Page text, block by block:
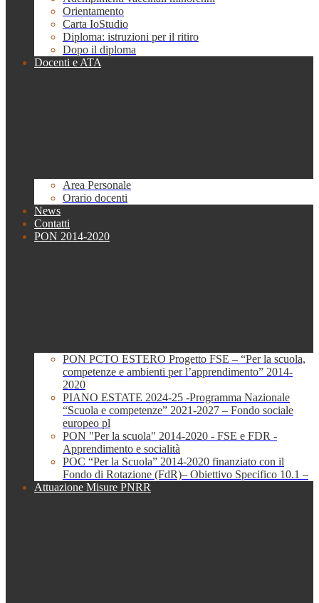
Orientamento
Carta IoStudio
Diploma: istruzioni per il ritiro
Dopo il diploma
Docenti e ATA
Area Personale
Orario docenti
News
Contatti
PON 2014-2020
PON PCTO ESTERO Progetto FSE – “Per la scuola,
competenze e ambienti per l’apprendimento” 2014-
2020
PIANO ESTATE 2024-25 -Programma Nazionale
“Scuola e competenze” 2021-2027 – Fondo sociale
europeo pl
PON "Per la scuola" 2014-2020 - FSE e FDR -
Apprendimento e socialità
POC “Per la Scuola” 2014-2020 finanziato con il
Fondo di Rotazione (FdR)– Obiettivo Specifico 10.1 –
Attuazione Misure PNRR